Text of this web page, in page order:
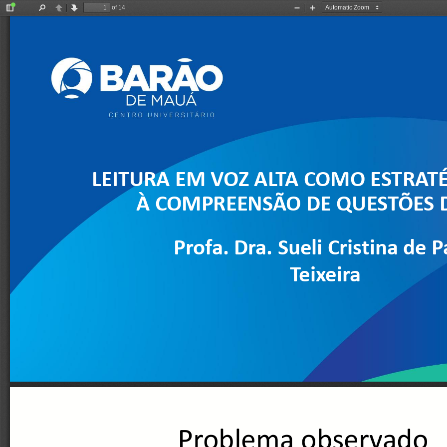
Toggle
PreviousNext
of 14
Zoom
Zoom
LEITURA EM VOZ ALTA COMO
À COMPREENSÃO DE QUESTÕES
Profa. Dra. Sueli Cristina de
Teixeira